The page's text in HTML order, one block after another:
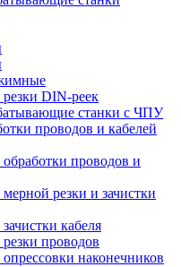
DIN-реек
станки с ЧПУ
проводов и кабелей
проводов и
резки и зачистки
кабеля
проводов
наконечников